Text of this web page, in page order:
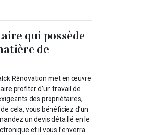
qui possède
de
Rénovation met en œuvre
profiter d’un travail de
des propriétaires,
cela, vous bénéficiez d’un
un devis détaillé en le
et il vous l’enverra